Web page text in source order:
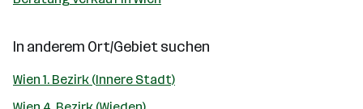
In anderem Ort/Gebiet suchen
Wien 1. Bezirk (Innere Stadt)